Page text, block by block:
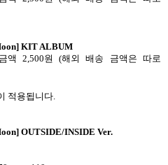
KIT ALBUM
액 2,500원 (해외 배송 금액은 따로
적용됩니다
OUTSIDE/INSIDE Ver.